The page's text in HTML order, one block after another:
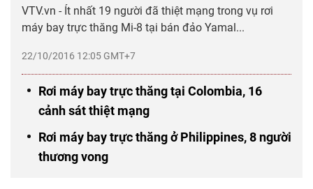
22/10/2016 12:05 GMT+7
VTV.vn - Ít nhất 19 người đã thiệt mạng trong vụ rơi
máy bay trực thăng Mi-8 tại bán đảo Yamal...
Rơi máy bay trực thăng tại Colombia, 16
cảnh sát thiệt mạng
Rơi máy bay trực thăng ở Philippines, 8 người
thương vong